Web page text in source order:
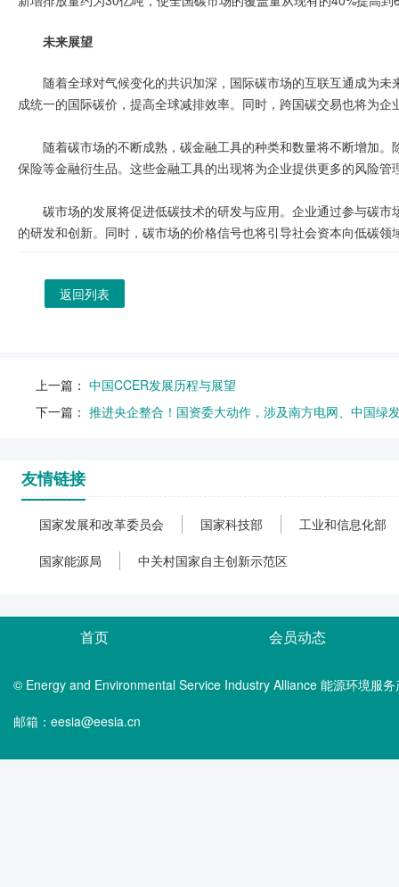
未来展望
随着全球对气候变化的共识加深，国际碳市场的互联互通成为
成统一的国际碳价，提高全球减排效率。同时，跨国碳交易也将为
随着碳市场的不断成熟，碳金融工具的种类和数量将不断增加
保险等金融衍生品。这些金融工具的出现将为企业提供更多的风险
碳市场的发展将促进低碳技术的研发与应用。企业通过参与碳
的研发和创新。同时，碳市场的价格信号也将引导社会资本向低碳
返回列表
上一篇： 中国CCER发展历程与展望
下一篇： 推进央企整合！国资委大动作，涉及南方电网、中国绿
友情链接
国家发展和改革委员会 国家科技部 工业和信息化部
国家能源局 中关村国家自主创新示范区
首页 会员动态
© Energy and Environmental Service Industry Alliance 能源环境服
邮箱：eesia@eesia.cn